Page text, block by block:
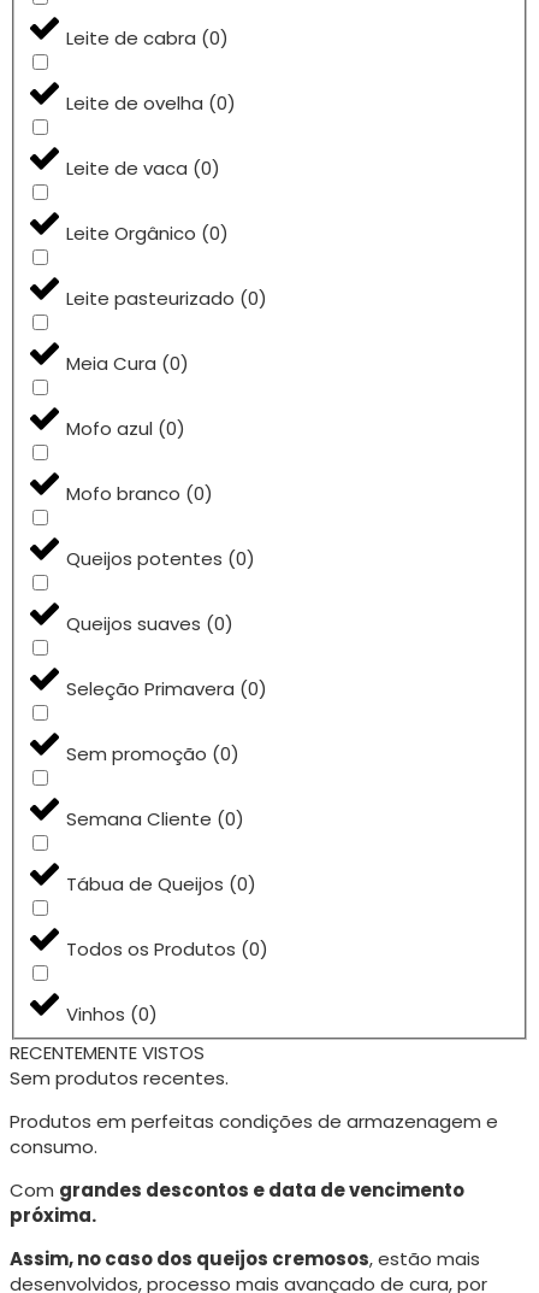
Leite de cabra (0)
Leite de ovelha (0)
Leite de vaca (0)
Leite Orgânico (0)
Leite pasteurizado (0)
Meia Cura (0)
Mofo azul (0)
Mofo branco (0)
Queijos potentes (0)
Queijos suaves (0)
Seleção Primavera (0)
Sem promoção (0)
Semana Cliente (0)
Tábua de Queijos (0)
Todos os Produtos (0)
Vinhos (0)
RECENTEMENTE VISTOS
Sem produtos recentes.
Produtos em perfeitas condições de armazenagem e
consumo.
Com grandes descontos e data de vencimento
próxima.
Assim, no caso dos queijos cremosos, estão mais
desenvolvidos, processo mais avançado de cura, por